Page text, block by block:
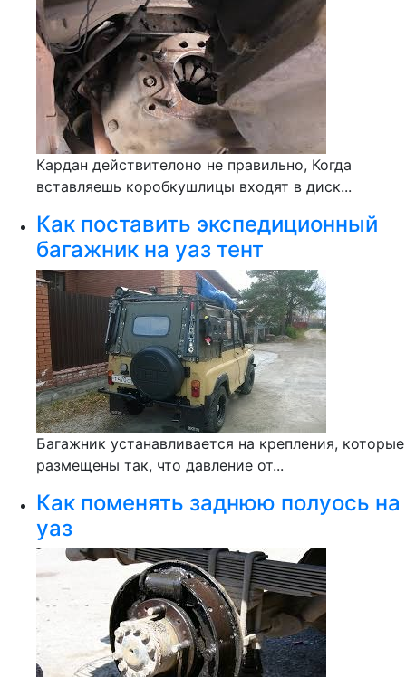
Кардан действителоно не правильно, Когда
вставляешь коробкушлицы входят в диск...
Как поставить экспедиционный
багажник на уаз тент
Багажник устанавливается на крепления, которые
размещены так, что давление от...
Как поменять заднюю полуось на
уаз